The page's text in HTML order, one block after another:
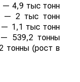
— 4,9 тыс тонн
— 2 тыс тонн
— 1,1 тыс тонн
— 539,2 тонны
тонны (рост в